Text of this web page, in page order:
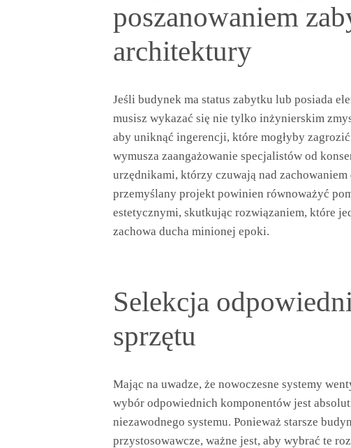
poszanowaniem
architektury
Jeśli budynek ma status zabytku lub posiada
musisz wykazać się nie tylko inżynierskim
aby uniknąć ingerencji, które mogłyby
wymusza zaangażowanie specjalistów od
urzędnikami, którzy czuwają nad
przemyślany projekt powinien równoważyć
estetycznymi, skutkując rozwiązaniem, które
zachowa ducha minionej epoki.
Selekcja
sprzętu
Mając na uwadze, że nowoczesne systemy
wybór odpowiednich komponentów jest
niezawodnego systemu. Ponieważ starsze
przystosowawcze, ważne jest, aby wybrać te